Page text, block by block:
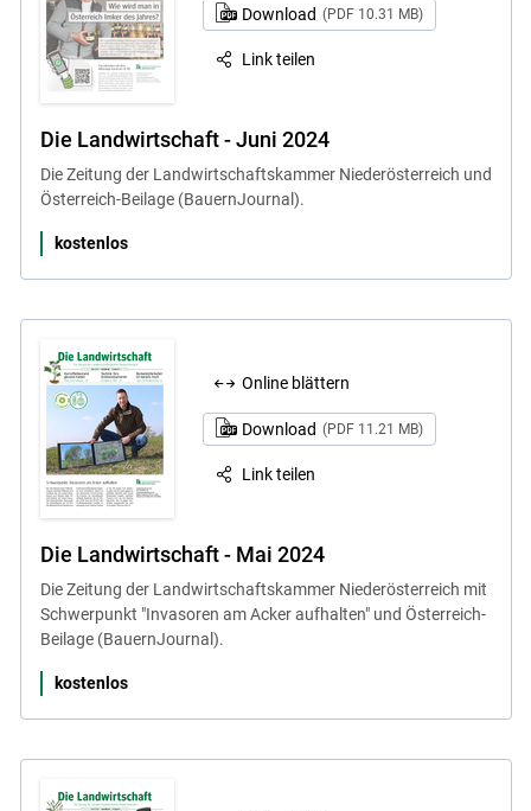
Download (PDF 10.31 MB)
Link teilen
Die Landwirtschaft - Juni 2024
Die Zeitung der Landwirtschaftskammer Niederösterreich und
Österreich-Beilage (BauernJournal).
kostenlos
Online blättern
Download (PDF 11.21 MB)
Link teilen
Die Landwirtschaft - Mai 2024
Die Zeitung der Landwirtschaftskammer Niederösterreich mit
Schwerpunkt "Invasoren am Acker aufhalten" und Österreich-
Beilage (BauernJournal).
kostenlos